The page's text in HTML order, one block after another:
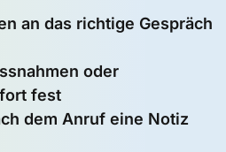
an das richtige Gespräch
oder
fest
dem Anruf eine Notiz